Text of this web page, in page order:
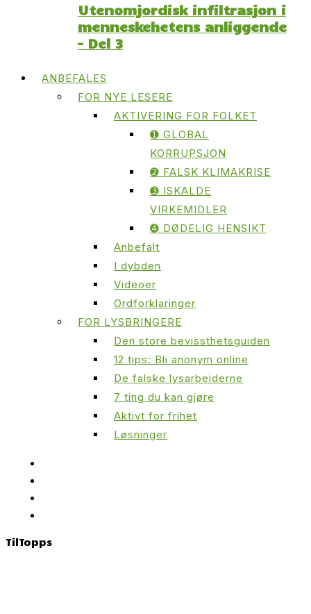
Utenomjordisk infiltrasjon i
menneskehetens anliggende
– Del 3
ANBEFALES
FOR NYE LESERE
AKTIVERING FOR FOLKET
➊ GLOBAL
KORRUPSJON
➋ FALSK KLIMAKRISE
➌ ISKALDE
VIRKEMIDLER
➍ DØDELIG HENSIKT
Anbefalt
I dybden
Videoer
Ordforklaringer
FOR LYSBRINGERE
Den store bevissthetsguiden
12 tips: Bli anonym online
De falske lysarbeiderne
7 ting du kan gjøre
Aktivt for frihet
Løsninger
TilTopps